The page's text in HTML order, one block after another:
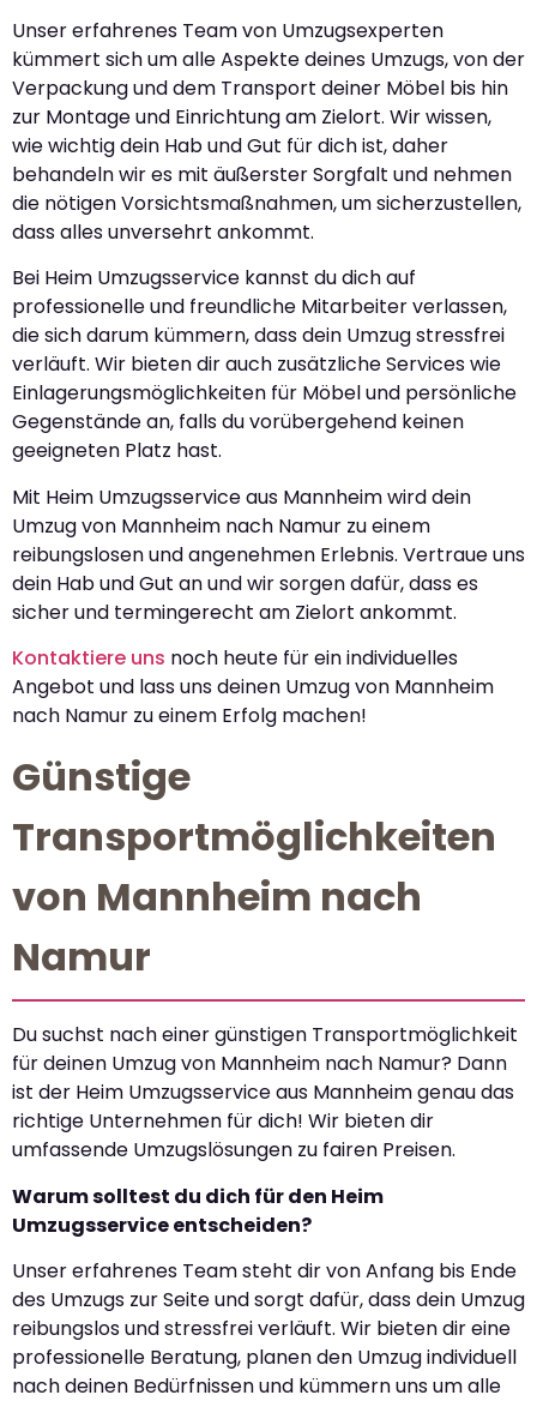
Unser erfahrenes Team von Umzugsexperten
kümmert sich um alle Aspekte deines Umzugs, von der
Verpackung und dem Transport deiner Möbel bis hin
zur Montage und Einrichtung am Zielort. Wir wissen,
wie wichtig dein Hab und Gut für dich ist, daher
behandeln wir es mit äußerster Sorgfalt und nehmen
die nötigen Vorsichtsmaßnahmen, um sicherzustellen,
dass alles unversehrt ankommt.
Bei Heim Umzugsservice kannst du dich auf
professionelle und freundliche Mitarbeiter verlassen,
die sich darum kümmern, dass dein Umzug stressfrei
verläuft. Wir bieten dir auch zusätzliche Services wie
Einlagerungsmöglichkeiten für Möbel und persönliche
Gegenstände an, falls du vorübergehend keinen
geeigneten Platz hast.
Mit Heim Umzugsservice aus Mannheim wird dein
Umzug von Mannheim nach Namur zu einem
reibungslosen und angenehmen Erlebnis. Vertraue uns
dein Hab und Gut an und wir sorgen dafür, dass es
sicher und termingerecht am Zielort ankommt.
Kontaktiere uns noch heute für ein individuelles
Angebot und lass uns deinen Umzug von Mannheim
nach Namur zu einem Erfolg machen!
Günstige
Transportmöglichkeiten
von Mannheim nach
Namur
Du suchst nach einer günstigen Transportmöglichkeit
für deinen Umzug von Mannheim nach Namur? Dann
ist der Heim Umzugsservice aus Mannheim genau das
richtige Unternehmen für dich! Wir bieten dir
umfassende Umzugslösungen zu fairen Preisen.
Warum solltest du dich für den Heim
Umzugsservice entscheiden?
Unser erfahrenes Team steht dir von Anfang bis Ende
des Umzugs zur Seite und sorgt dafür, dass dein Umzug
reibungslos und stressfrei verläuft. Wir bieten dir eine
professionelle Beratung, planen den Umzug individuell
nach deinen Bedürfnissen und kümmern uns um alle